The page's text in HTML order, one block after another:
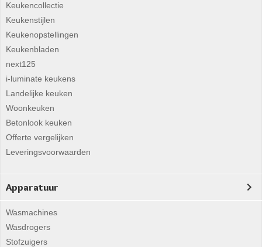
Keukencollectie
Keukenstijlen
Keukenopstellingen
Keukenbladen
next125
i-luminate keukens
Landelijke keuken
Woonkeuken
Betonlook keuken
Offerte vergelijken
Leveringsvoorwaarden
Apparatuur
Wasmachines
Wasdrogers
Stofzuigers